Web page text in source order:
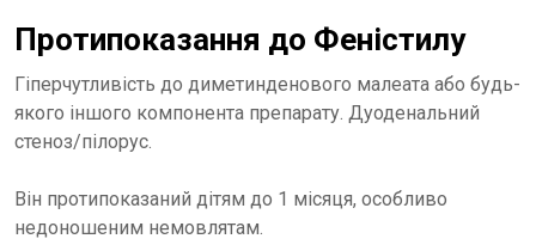
Протипоказання до Феністилу
Гіперчутливість до диметинденового малеата або будь-
якого іншого компонента препарату. Дуоденальний
стеноз/пілорус.
Він протипоказаний дітям до 1 місяця, особливо
недоношеним немовлятам.